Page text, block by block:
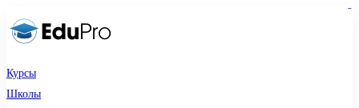
Курсы
Школы